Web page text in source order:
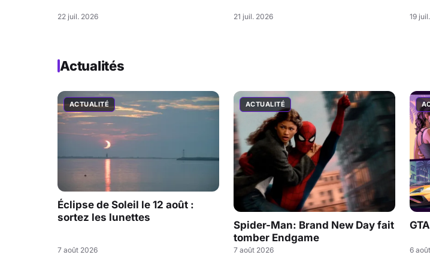
22 juil. 2026 21 juil. 2026 19
Actualités
ACTUALITÉ
Éclipse de Soleil le 12 août :
sortez les lunettes
7 août 2026
ACTUALITÉ
Spider-Man: Brand New Day fait
tomber Endgame
7 août 2026 6